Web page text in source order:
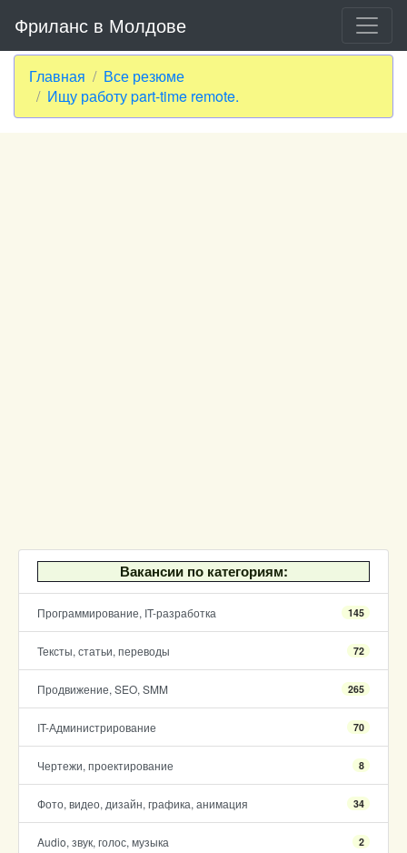
Фриланс в Молдове
Главная
Все резюме
Ищу работу part-time remote.
Вакансии по категориям:
Программирование, IT-разработка 145
Тексты, статьи, переводы 72
Продвижение, SEO, SMM 265
IT-Администрирование 70
Чертежи, проектирование 8
Фото, видео, дизайн, графика, анимация 34
Audio, звук, голос, музыка 2